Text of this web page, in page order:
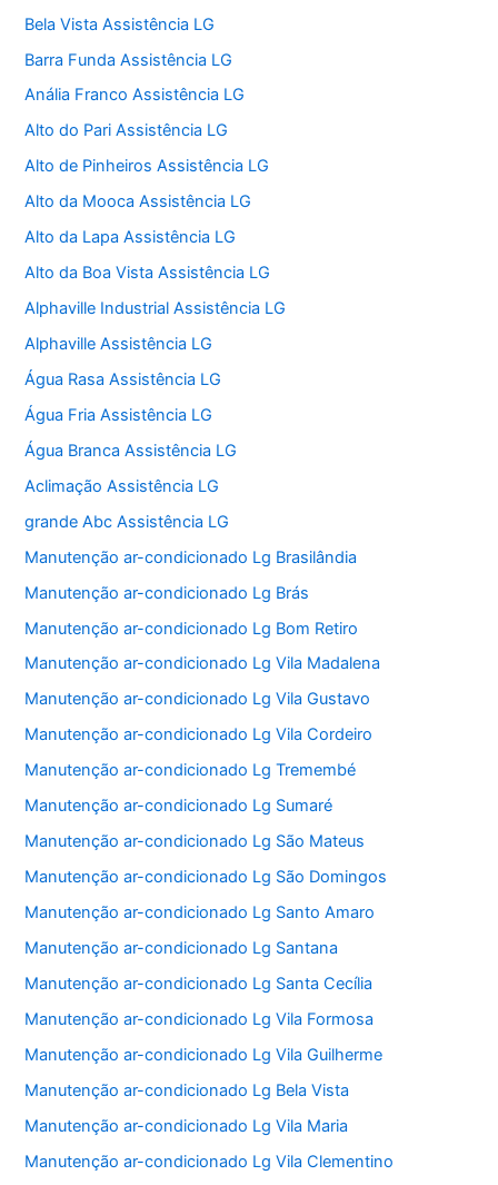
Bela Vista Assistência LG
Barra Funda Assistência LG
Anália Franco Assistência LG
Alto do Pari Assistência LG
Alto de Pinheiros Assistência LG
Alto da Mooca Assistência LG
Alto da Lapa Assistência LG
Alto da Boa Vista Assistência LG
Alphaville Industrial Assistência LG
Alphaville Assistência LG
Água Rasa Assistência LG
Água Fria Assistência LG
Água Branca Assistência LG
Aclimação Assistência LG
grande Abc Assistência LG
Manutenção ar-condicionado Lg Brasilândia
Manutenção ar-condicionado Lg Brás
Manutenção ar-condicionado Lg Bom Retiro
Manutenção ar-condicionado Lg Vila Madalena
Manutenção ar-condicionado Lg Vila Gustavo
Manutenção ar-condicionado Lg Vila Cordeiro
Manutenção ar-condicionado Lg Tremembé
Manutenção ar-condicionado Lg Sumaré
Manutenção ar-condicionado Lg São Mateus
Manutenção ar-condicionado Lg São Domingos
Manutenção ar-condicionado Lg Santo Amaro
Manutenção ar-condicionado Lg Santana
Manutenção ar-condicionado Lg Santa Cecília
Manutenção ar-condicionado Lg Vila Formosa
Manutenção ar-condicionado Lg Vila Guilherme
Manutenção ar-condicionado Lg Bela Vista
Manutenção ar-condicionado Lg Vila Maria
Manutenção ar-condicionado Lg Vila Clementino